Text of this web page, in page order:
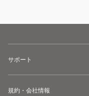
サポート
規約・会社情報